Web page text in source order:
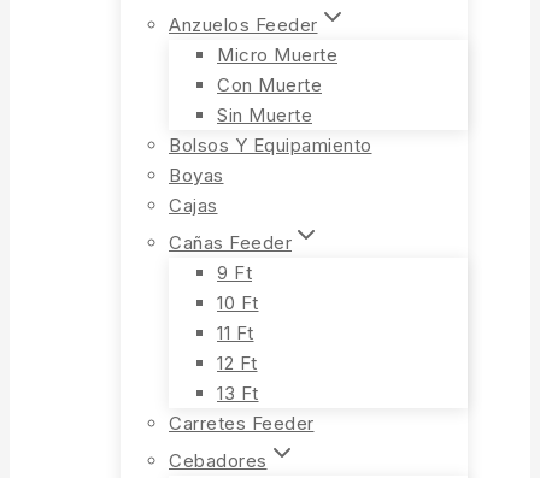
Anzuelos Feeder
Micro Muerte
Con Muerte
Sin Muerte
Bolsos Y Equipamiento
Boyas
Cajas
Cañas Feeder
9 Ft
10 Ft
11 Ft
12 Ft
13 Ft
Carretes Feeder
Cebadores